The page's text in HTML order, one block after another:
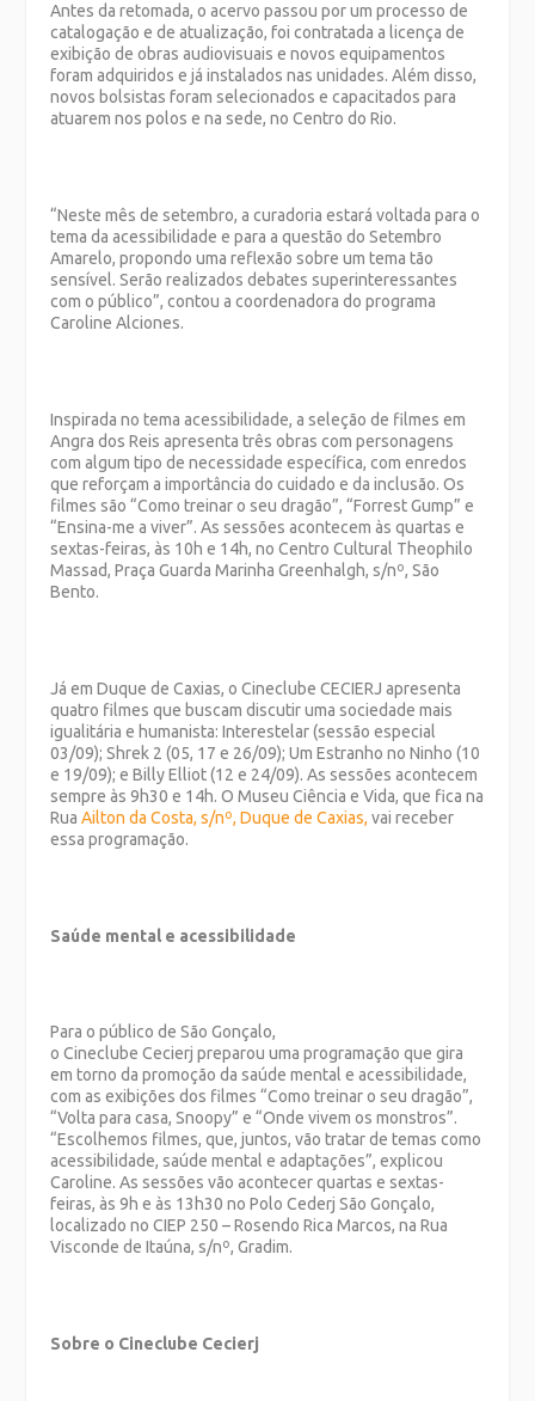
Antes da retomada, o acervo passou por um processo de
catalogação e de atualização, foi contratada a licença de
exibição de obras audiovisuais e novos equipamentos
foram adquiridos e já instalados nas unidades. Além disso,
novos bolsistas foram selecionados e capacitados para
atuarem nos polos e na sede, no Centro do Rio.
“Neste mês de setembro, a curadoria estará voltada para o
tema da acessibilidade e para a questão do Setembro
Amarelo, propondo uma reflexão sobre um tema tão
sensível. Serão realizados debates superinteressantes
com o público”, contou a coordenadora do programa
Caroline Alciones.
Inspirada no tema acessibilidade, a seleção de filmes em
Angra dos Reis apresenta três obras com personagens
com algum tipo de necessidade específica, com enredos
que reforçam a importância do cuidado e da inclusão. Os
filmes são “Como treinar o seu dragão”, “Forrest Gump” e
“Ensina-me a viver”. As sessões acontecem às quartas e
sextas-feiras, às 10h e 14h, no Centro Cultural Theophilo
Massad, Praça Guarda Marinha Greenhalgh, s/nº, São
Bento.
Já em Duque de Caxias, o Cineclube CECIERJ apresenta
quatro filmes que buscam discutir uma sociedade mais
igualitária e humanista: Interestelar (sessão especial
03/09); Shrek 2 (05, 17 e 26/09); Um Estranho no Ninho (10
e 19/09); e Billy Elliot (12 e 24/09). As sessões acontecem
sempre às 9h30 e 14h. O Museu Ciência e Vida, que fica na
RuaAilton da Costa, s/nº, Duque de Caxias,vai receber
essa programação.
Saúde mental e acessibilidade
Para o público de São Gonçalo,
o Cineclube Cecierj preparou uma programação que gira
em torno da promoção da saúde mental e acessibilidade,
com as exibições dos filmes “Como treinar o seu dragão”,
“Volta para casa, Snoopy” e “Onde vivem os monstros”.
“Escolhemos filmes, que, juntos, vão tratar de temas como
acessibilidade, saúde mental e adaptações”, explicou
Caroline. As sessões vão acontecer quartas e sextas-
feiras, às 9h e às 13h30 no Polo Cederj São Gonçalo,
localizado no CIEP 250 – Rosendo Rica Marcos, na Rua
Visconde de Itaúna, s/nº, Gradim.
Sobre o Cineclube Cecierj